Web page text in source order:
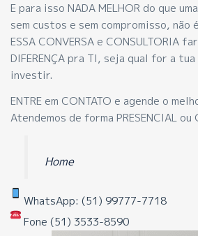
E para isso NADA MELHOR do que
sem custos e sem compromisso, não
ESSA CONVERSA e CONSULTORIA
DIFERENÇA pra TI, seja qual for a
investir.
ENTRE em CONTATO e agende o
Atendemos de forma PRESENCIAL ou
Home
WhatsApp: (51) 99777-7718
Fone (51) 3533-8590